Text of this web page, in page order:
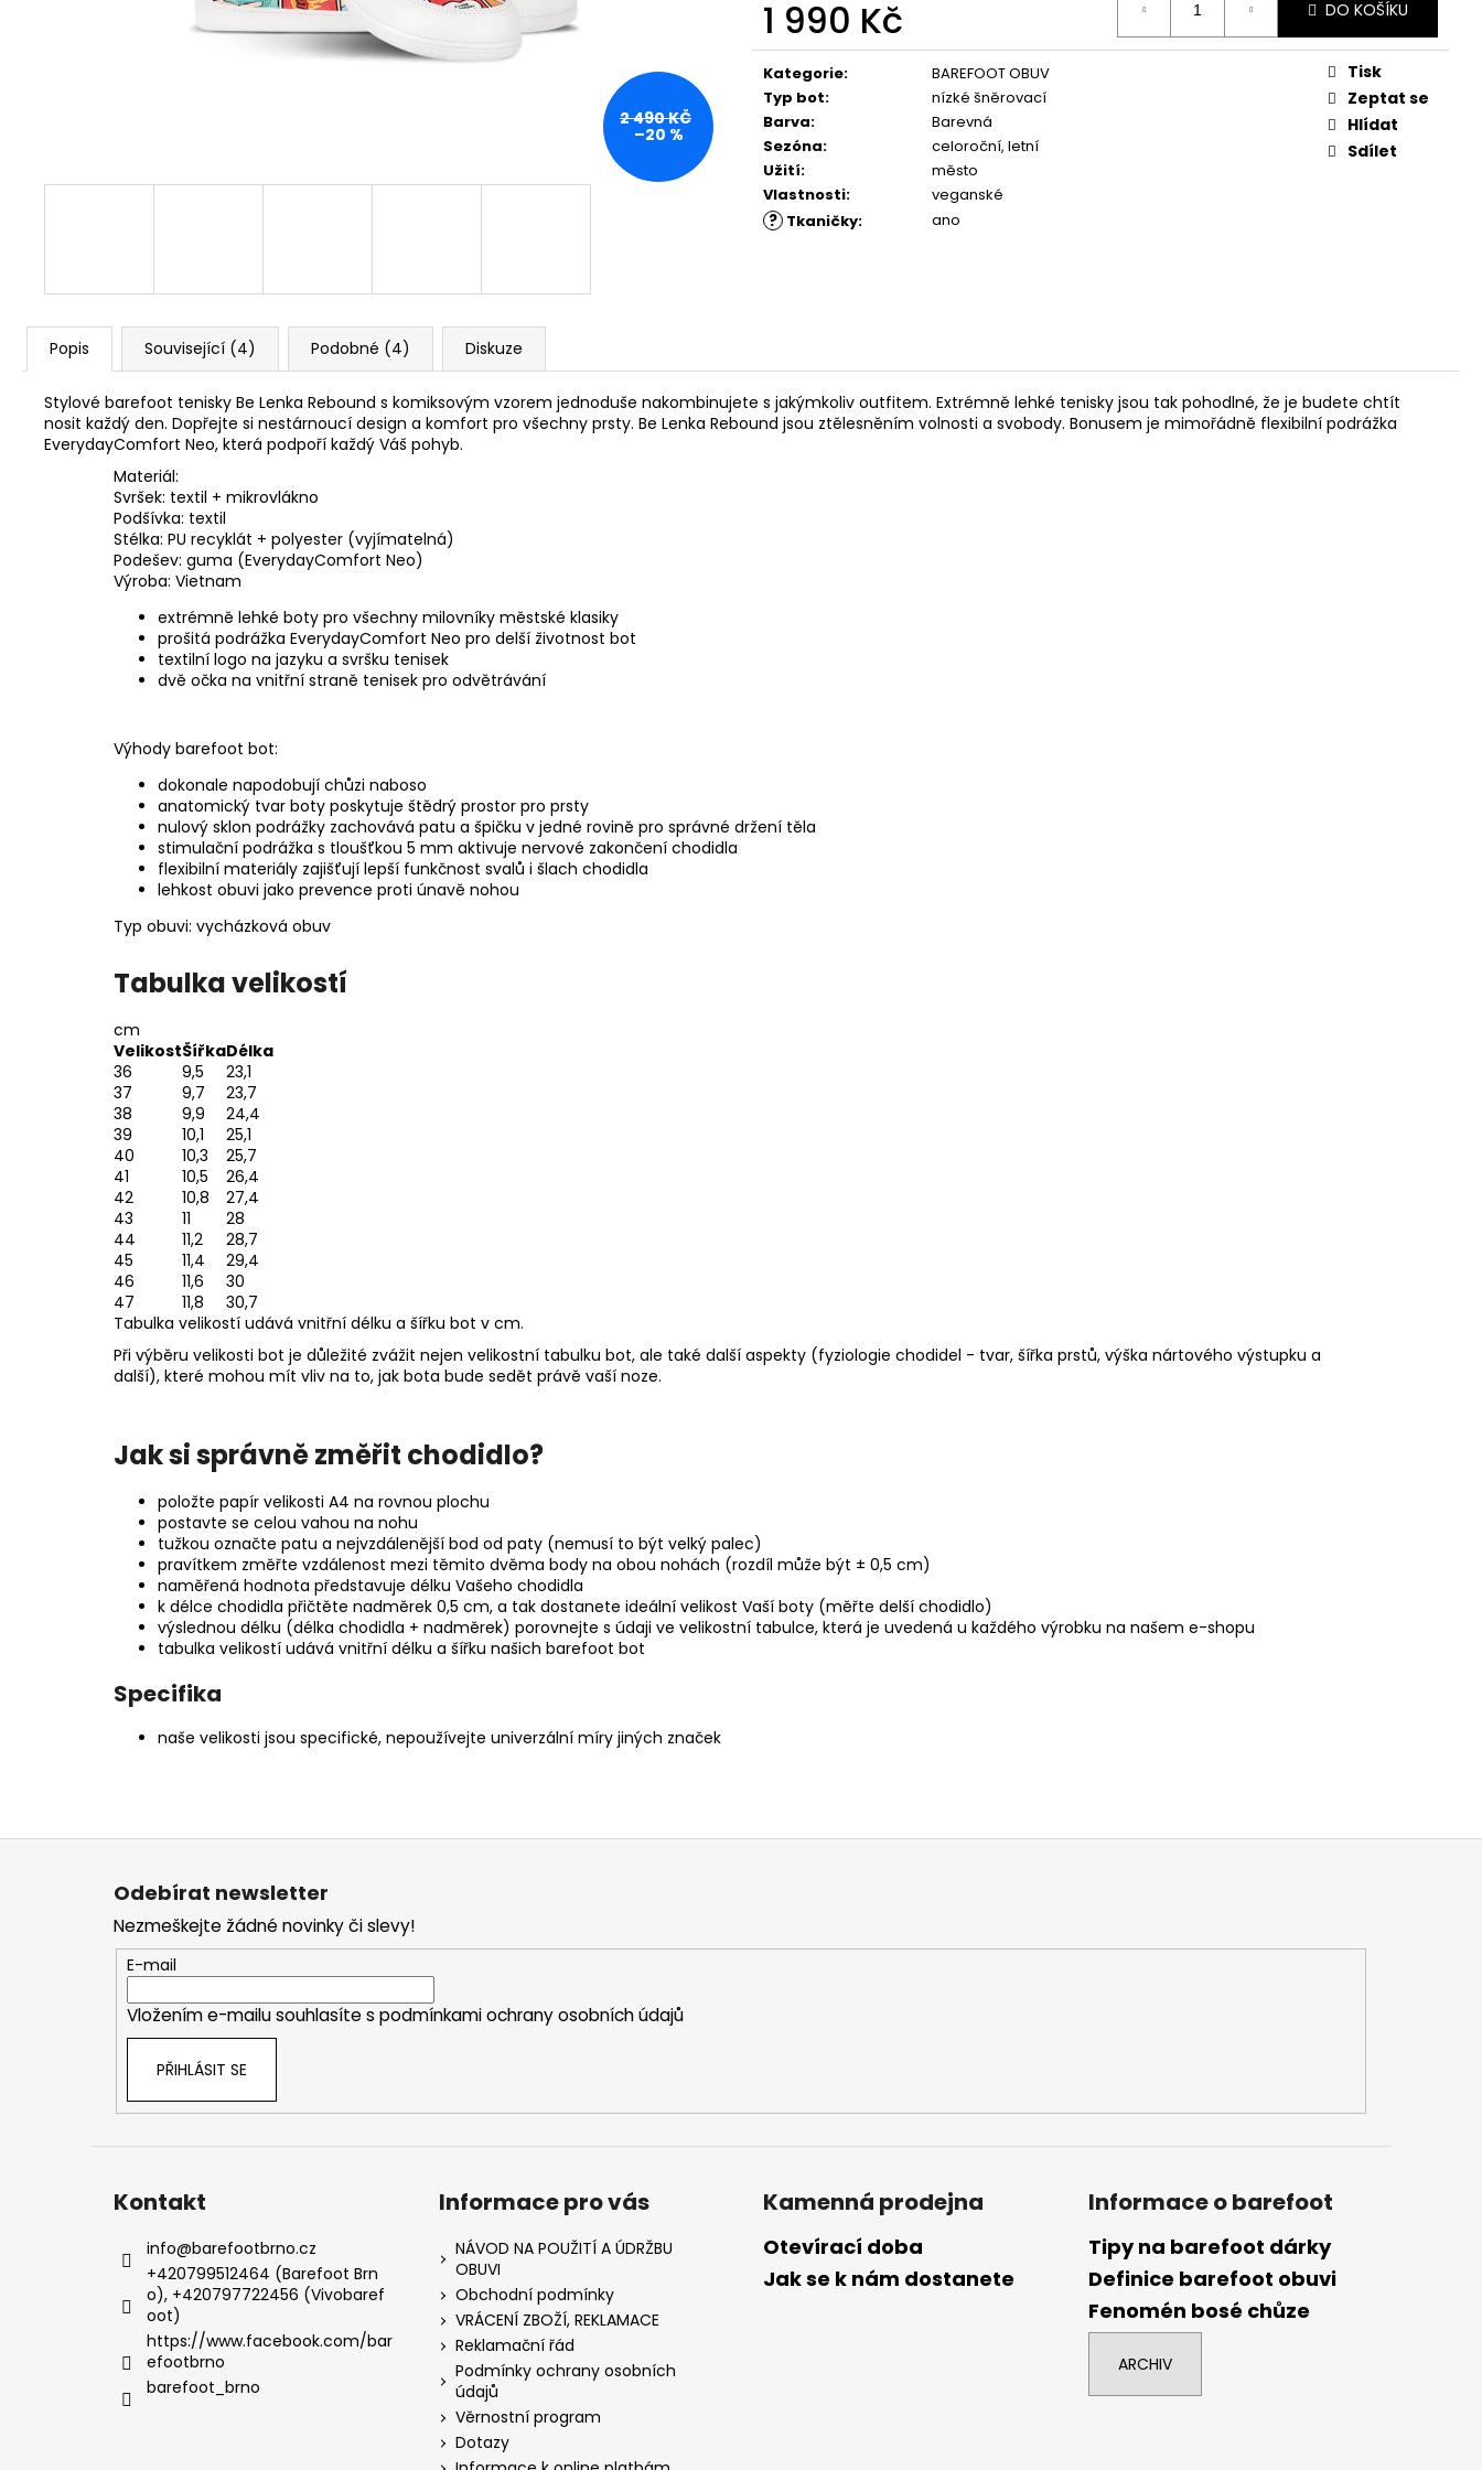
1 990 Kč
Měrná
cena:
DO KOŠÍKU
Kategorie:
BAREFOOT OBUV
Typ bot:
nízké šněrovací
Barva:
Barevná
Sezóna:
celoroční, letní
Užití:
město
Vlastnosti: veganské
? Tkaničky: ano
Tisk
Zeptat se
Hlídat
Sdílet
2 490 KČ
–20 %
Popis Související (4) Podobné (4) Diskuze
Stylové barefoot tenisky Be Lenka Rebound s komiksovým vzorem jednoduše nakombinujete s jakýmkoliv outfitem. Extrémně lehké tenisky jsou tak pohodlné, že je budete chtít
nosit každý den. Dopřejte si nestárnoucí design a komfort pro všechny prsty. Be Lenka Rebound jsou ztělesněním volnosti a svobody. Bonusem je mimořádně flexibilní podrážka
EverydayComfort Neo, která podpoří každý Váš pohyb.
Materiál:
Svršek: textil + mikrovlákno
Podšívka: textil
Stélka: PU recyklát + polyester (vyjímatelná)
Podešev: guma (EverydayComfort Neo)
Výroba: Vietnam
extrémně lehké boty pro všechny milovníky městské klasiky
prošitá podrážka EverydayComfort Neo pro delší životnost bot
textilní logo na jazyku a svršku tenisek
dvě očka na vnitřní straně tenisek pro odvětrávání
Výhody barefoot bot:
dokonale napodobují chůzi naboso
anatomický tvar boty poskytuje štědrý prostor pro prsty
nulový sklon podrážky zachovává patu a špičku v jedné rovině pro správné držení těla
stimulační podrážka s tloušťkou 5 mm aktivuje nervové zakončení chodidla
flexibilní materiály zajišťují lepší funkčnost svalů i šlach chodidla
lehkost obuvi jako prevence proti únavě nohou
Typ obuvi: vycházková obuv
Tabulka velikostí
cm
VelikostŠířkaDélka
36
9,5
23,1
37
9,7
23,7
38
9,9
24,4
39
10,1
25,1
40
10,3
25,7
41
10,5
26,4
42
10,8
27,4
43
11
28
44
11,2
28,7
45
11,4
29,4
46
11,6
30
47
11,8
30,7
Tabulka velikostí udává vnitřní délku a šířku bot v cm.
Při výběru velikosti bot je důležité zvážit nejen velikostní tabulku bot, ale také další aspekty (fyziologie chodidel - tvar, šířka prstů, výška nártového výstupku a
další), které mohou mít vliv na to, jak bota bude sedět právě vaší noze.
Jak si správně změřit chodidlo?
položte papír velikosti A4 na rovnou plochu
postavte se celou vahou na nohu
tužkou označte patu a nejvzdálenější bod od paty (nemusí to být velký palec)
pravítkem změřte vzdálenost mezi těmito dvěma body na obou nohách (rozdíl může být ± 0,5 cm)
naměřená hodnota představuje délku Vašeho chodidla
k délce chodidla přičtěte nadměrek 0,5 cm, a tak dostanete ideální velikost Vaší boty (měřte delší chodidlo)
výslednou délku (délka chodidla + nadměrek) porovnejte s údaji ve velikostní tabulce, která je uvedená u každého výrobku na našem e-shopu
tabulka velikostí udává vnitřní délku a šířku našich barefoot bot
Specifika
naše velikosti jsou specifické, nepoužívejte univerzální míry jiných značek
89 Kč
219 Kč
Z
Odebírat newsletter
Nezmeškejte žádné novinky či slevy!
E-mail
Vložením e-mailu souhlasíte s podmínkami ochrany osobních údajů
PŘIHLÁSIT SE
Kontakt
info@barefootbrno.cz
+420799512464 (Barefoot Brn
o), +420797722456 (Vivobaref
oot)
https://www.facebook.com/bar
efootbrno
barefoot_brno
Informace pro vás
NÁVOD NA POUŽITÍ A ÚDRŽBU
OBUVI
Obchodní podmínky
VRÁCENÍ ZBOŽÍ, REKLAMACE
Reklamační řád
Podmínky ochrany osobních
údajů
Věrnostní program
Dotazy
Kamenná prodejna
Otevírací doba
Jak se k nám dostanete
Informace o barefoot
Tipy na barefoot dárky
Definice barefoot obuvi
Fenomén bosé chůze
ARCHIV